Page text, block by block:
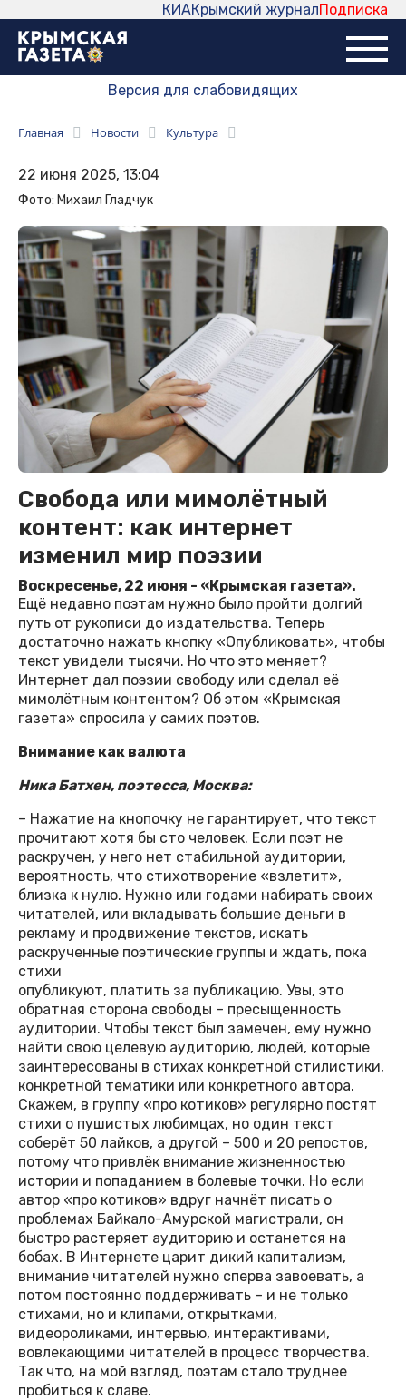
Подписка
Крымский журнал
КИА
Версия для слабовидящих
Главная Новости Культура
22 июня 2025, 13:04
Фото: Михаил Гладчук
Свобода или мимолётный
контент: как интернет
изменил мир поэзии
Воскресенье, 22 июня - «Крымская газета».
Ещё недавно поэтам нужно было пройти долгий
путь от рукописи до издательства. Теперь
достаточно нажать кнопку «Опубликовать», чтобы
текст увидели тысячи. Но что это меняет?
Интернет дал поэзии свободу или сделал её
мимолётным контентом? Об этом «Крымская
газета» спросила у самих поэтов.
Внимание как валюта
Ника Батхен, поэтесса, Москва:
– Нажатие на кнопочку не гарантирует, что текст
прочитают хотя бы сто человек. Если поэт не
раскручен, у него нет стабильной аудитории,
вероятность, что стихотворение «взлетит»,
близка к нулю. Нужно или годами набирать своих
читателей, или вкладывать большие деньги в
рекламу и продвижение текстов, искать
раскрученные поэтические группы и ждать, пока
стихи
опубликуют, платить за публикацию. Увы, это
обратная сторона свободы – пресыщенность
аудитории. Чтобы текст был замечен, ему нужно
найти свою целевую аудиторию, людей, которые
заинтересованы в стихах конкретной стилистики,
конкретной тематики или конкретного автора.
Скажем, в группу «про котиков» регулярно постят
стихи о пушистых любимцах, но один текст
соберёт 50 лайков, а другой – 500 и 20 репостов,
потому что привлёк внимание жизненностью
истории и попаданием в болевые точки. Но если
автор «про котиков» вдруг начнёт писать о
проблемах Байкало-Амурской магистрали, он
быстро растеряет аудиторию и останется на
бобах. В Интернете царит дикий капитализм,
внимание читателей нужно сперва завоевать, а
потом постоянно поддерживать – и не только
стихами, но и клипами, открытками,
видеороликами, интервью, интерактивами,
вовлекающими читателей в процесс творчества.
Так что, на мой взгляд, поэтам стало труднее
пробиться к славе.